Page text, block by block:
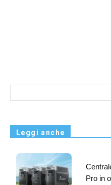
Leggi anche
Pro in